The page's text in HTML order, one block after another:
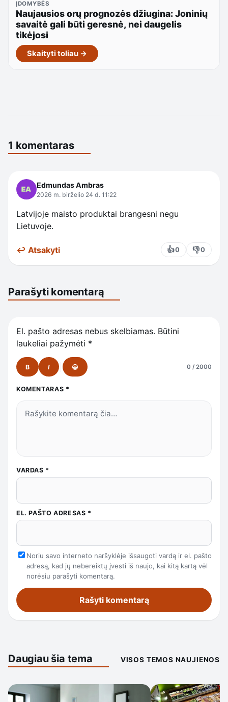
ĮDOMYBĖS
Naujausios orų prognozės džiugina: Joninių
savaitė gali būti geresnė, nei daugelis
tikėjosi
Skaityti toliau →
1 komentaras
Edmundas Ambras
2026 m. birželio 24 d. 11:22
Latvijoje maisto produktai brangesni negu
Lietuvoje.
↩ Atsakyti 👍0 👎0
Parašyti komentarą
El. pašto adresas nebus skelbiamas. Būtini
laukeliai pažymėti *
B I 😀 0 / 2000
KOMENTARAS *
VARDAS *
EL. PAŠTO ADRESAS *
Noriu savo interneto naršyklėje išsaugoti vardą ir el. pašto
adresą, kad jų nebereiktų įvesti iš naujo, kai kitą kartą vėl
norėsiu parašyti komentarą.
Daugiau šia tema VISOS TEMOS NAUJIENOS